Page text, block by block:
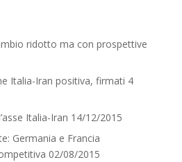
ridotto ma con prospettive
Italia-Iran positiva, firmati 4
Italia-Iran 14/12/2015
Germania e Francia
02/08/2015